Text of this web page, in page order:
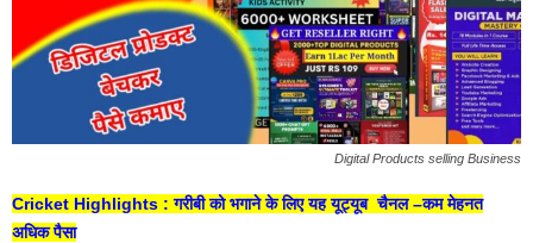
Digital Products selling Business
Cricket Highlights : गरीबी को भगाने के लिए यह यूट्यूब चैनल –कम मेहनत
अधिक पैसा